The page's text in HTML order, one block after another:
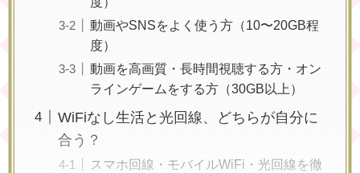
動画やSNSをよく使う方（10〜20GB程
度）
動画を高画質・長時間視聴する方・オン
ラインゲームをする方（30GB以上）
WiFiなし生活と光回線、どちらが自分に
合う？
スマホ回線・モバイルWiFi・光回線を徹